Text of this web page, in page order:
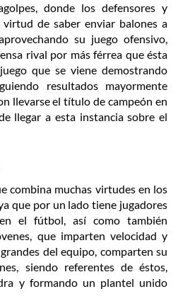
donde los defensores y
de saber enviar balones a
su juego ofensivo,
rival por más férrea que ésta
que se viene demostrando
resultados mayormente
llevarse el título de campeón en
llegar a esta instancia sobre el
combina muchas virtudes en los
que por un lado tiene jugadores
el fútbol, así como también
que imparten velocidad y
del equipo, comparten su
siendo referentes de éstos,
y formando un plantel unido